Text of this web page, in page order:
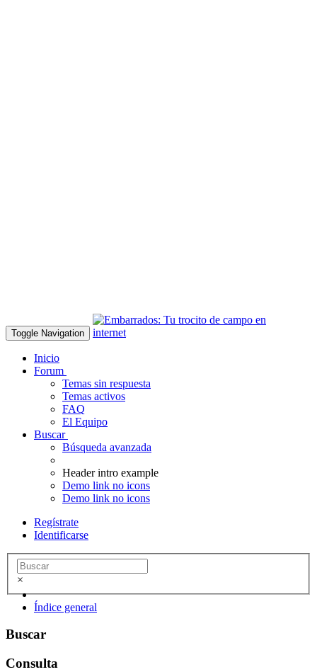
Toggle Navigation
Inicio
Forum
Temas sin respuesta
Temas activos
FAQ
El Equipo
Buscar
Búsqueda avanzada
Header intro example
Demo link no icons
Demo link no icons
Regístrate
Identificarse
×
Índice general
Buscar
Consulta